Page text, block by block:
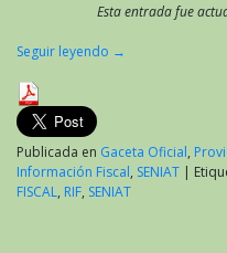
otros
Esta entrada fue
Seguir leyendo →
Publicada en Gaceta Oficial,
Información Fiscal, SENIAT |
FISCAL, RIF, SENIAT